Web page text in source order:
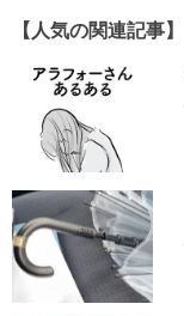
【人気の関連記事】